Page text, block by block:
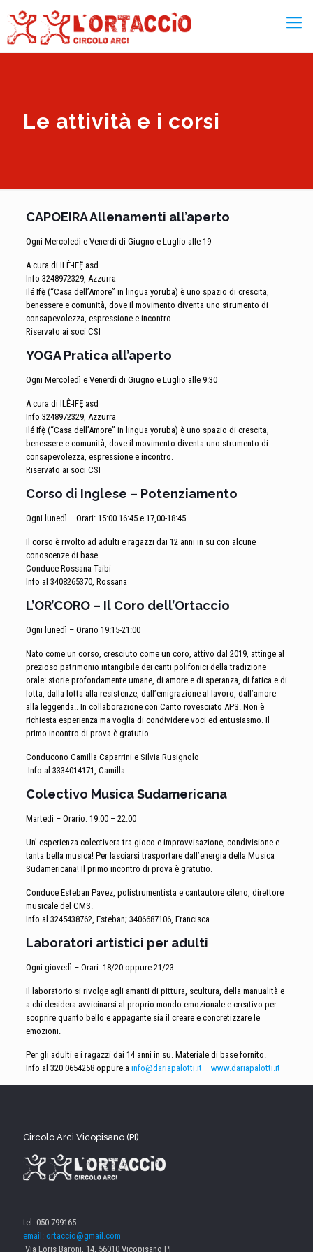
Le attività e i corsi
CAPOEIRA Allenamenti all’aperto
Ogni Mercoledì e Venerdì di Giugno e Luglio alle 19
A cura di ILÊ-IFẸ̀ asd
Info 3248972329, Azzurra
Ilé Ifẹ̀ (“Casa dell’Amore” in lingua yoruba) è uno spazio di crescita,
benessere e comunità, dove il movimento diventa uno strumento di
consapevolezza, espressione e incontro.
Riservato ai soci CSI
YOGA Pratica all’aperto
Ogni Mercoledì e Venerdì di Giugno e Luglio alle 9:30
A cura di ILÊ-IFẸ̀ asd
Info 3248972329, Azzurra
Ilé Ifẹ̀ (“Casa dell’Amore” in lingua yoruba) è uno spazio di crescita,
benessere e comunità, dove il movimento diventa uno strumento di
consapevolezza, espressione e incontro.
Riservato ai soci CSI
Corso di Inglese – Potenziamento
Ogni lunedì – Orari: 15:00 16:45 e 17,00-18:45
Il corso è rivolto ad adulti e ragazzi dai 12 anni in su con alcune
conoscenze di base.
Conduce Rossana Taibi
Info al 3408265370, Rossana
L’OR’CORO – Il Coro dell’Ortaccio
Ogni lunedì – Orario 19:15-21:00
Nato come un corso, cresciuto come un coro, attivo dal 2019, attinge al
prezioso patrimonio intangibile dei canti polifonici della tradizione
orale: storie profondamente umane, di amore e di speranza, di fatica e di
lotta, dalla lotta alla resistenze, dall’emigrazione al lavoro, dall’amore
alla leggenda.. In collaborazione con Canto rovesciato APS. Non è
richiesta esperienza ma voglia di condividere voci ed entusiasmo. Il
primo incontro di prova è gratutio.
Conducono Camilla Caparrini e Silvia Rusignolo
Info al 3334014171, Camilla
Colectivo Musica Sudamericana
Martedì – Orario: 19:00 – 22:00
Un’ esperienza colectivera tra gioco e improvvisazione, condivisione e
tanta bella musica! Per lasciarsi trasportare dall’energia della Musica
Sudamericana! Il primo incontro di prova è gratutio.
Conduce Esteban Pavez, polistrumentista e cantautore cileno, direttore
musicale del CMS.
Info al 3245438762, Esteban; 3406687106, Francisca
Laboratori artistici per adulti
Ogni giovedì – Orari: 18/20 oppure 21/23
Il laboratorio si rivolge agli amanti di pittura, scultura, della manualità e
a chi desidera avvicinarsi al proprio mondo emozionale e creativo per
scoprire quanto bello e appagante sia il creare e concretizzare le
emozioni.
Per gli adulti e i ragazzi dai 14 anni in su. Materiale di base fornito.
Info al 320 0654258 oppure a info@dariapalotti.it – www.dariapalotti.it
Circolo Arci Vicopisano (PI)
tel: 050 799165
email: ortaccio@gmail.com
Via Loris Baroni, 14, 56010 Vicopisano PI